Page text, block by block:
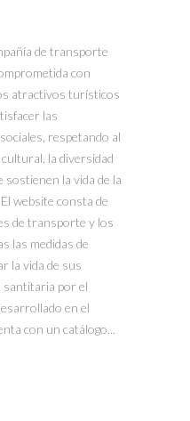
de transporte
con
atractivos turísticos
las
respetando al
la diversidad
sostienen la vida de la
website consta de
de transporte y los
las medidas de
la vida de sus
santitaria por el
en el
con un catálogo...